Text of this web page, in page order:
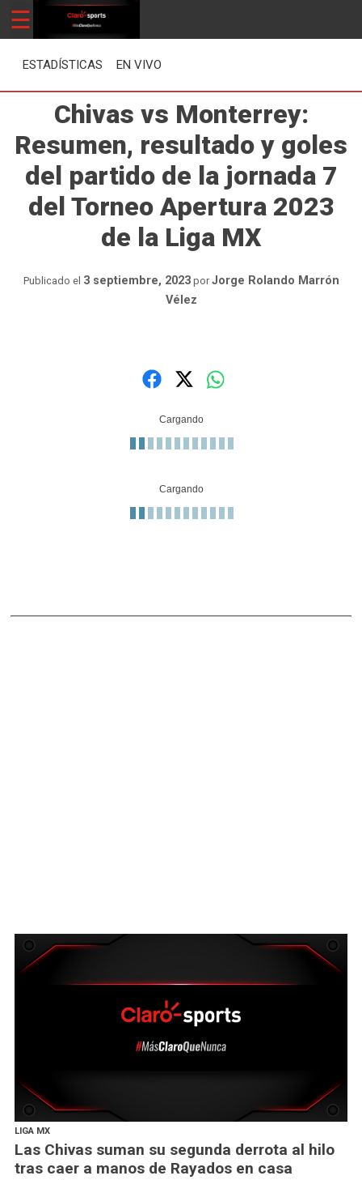
Skip
☰
ClaroSports
Más Claro que nunca
ESTADÍSTICAS EN VIVO
LIGA MX
Las Chivas suman su segunda derrota al hilo
tras caer a manos de Rayados en casa
Chivas vs Monterrey:
Resumen, resultado y goles
del partido de la jornada 7
del Torneo Apertura 2023
de la Liga MX
Publicado el 3 septiembre, 2023por Jorge Rolando Marrón
Vélez
Cargando
Cargando